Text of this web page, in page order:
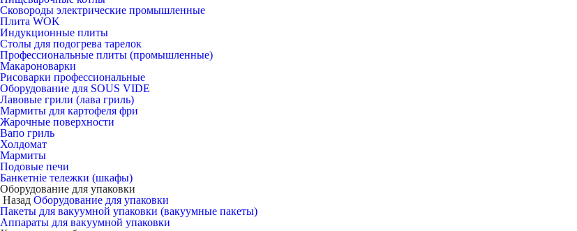
Сковороды электрические промышленные
Плита WOK
Индукционные плиты
Столы для подогрева тарелок
Профессиональные плиты (промышленные)
Макароноварки
Рисоварки профессиональные
Оборудование для SOUS VIDE
Лавовые грили (лава гриль)
Мармиты для картофеля фри
Жарочные поверхности
Вапо гриль
Холдомат
Мармиты
Подовые печи
Банкетніе тележки (шкафы)
Оборудование для упаковки
Назад Оборудование для упаковки
Пакеты для вакуумной упаковки (вакуумные пакеты)
Аппараты для вакуумной упаковки